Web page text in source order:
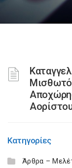
Μισθωτό
Κατηγορίες
Άρθρα –